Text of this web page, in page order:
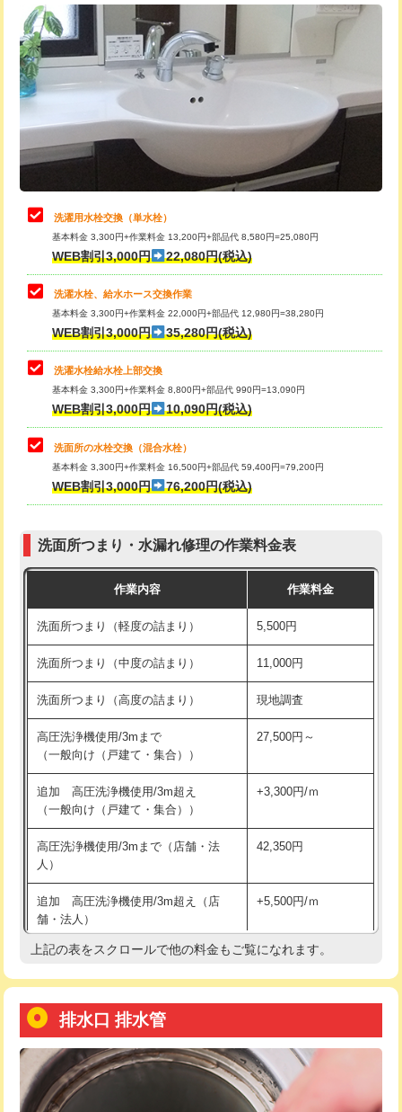
廃棄・処分 現場見積
※給水管工事は20mmまでの価格です。
業)
給水管工事※（塩ビ管（VP・HI）使
用/3ｍまで)
33,000円
給水管工事※（塩ビ管（VP・HI）使
用（追加）/3ｍ超え)
給水管工事※（ライニング鋼管・銅
管・ポリ管・HT管使用/3ｍまで)
44,000円
給水管工事※（ライニング鋼管・銅
管・ポリ管・HT管使用/3ｍ超え)
排水管工事（土の掘削・埋め戻し作
業）
排水管工事（排水管工事/3ｍまで） 55,000円
排水管工事（追加 排水管工事/3ｍ超
え）
マス交換（土の掘削・埋め戻し作業）
マス交換（深さ50㎝未満）
マス交換（深さ50㎝以上）
モルタル補修（厚さ10㎝まで） 27,500円
モルタル補修（厚さ10㎝超え） 38,500円
洗面台設置 38,500円
バスタブ設置 現場見積
追加人工 16,500円
廃棄・処分
※給水管工事は20mmまでの価格です。
追加トーラー機使用/3m超え +3,300円
カメラ調査 33,000円
桝清掃
止水・漏水調査・防水処理・清掃・修
理・調整・分解・加工など（軽作業）
11,000円
止水・漏水調査・防水処理・清掃・修
理・調整・分解・加工など（中作業）
22,000円
止水・漏水調査・防水処理・清掃・修
理・調整・分解・加工など（重作業）
33,000円
キッチンタンク脱着
その他部品の脱着
交換・取付（タンク）
交換・取付(単水栓（壁付・デッキ
式）)
交換・取付(混合水栓（壁付・デッキ
式・ワンホール）)
16,500円+材料費
（P/S/ポップアップ））
交換・取付（その他部品） 11,000円+材料費
持込商品取付（単水栓） 13,200円
持込商品取付（混合水栓） 16,500円
持込商品取付（浄水器・分岐水栓） 16,500円
給水管工事※（ホール加工) 16,500円
給水管工事※（バンド止め)
給水管工事※（支持金具設置) 5,500円
給水管工事※（保温材使用（バンド止
め込み）)
5,500円
給水管工事※（土の掘削・埋め戻し作
業)
11,000円
用/3ｍまで)
用（追加）/3ｍ超え)
給水管工事※（ライニング鋼管・銅
管・ポリ管・HT管使用/3ｍまで)
44,000円
給水管工事※（ライニング鋼管・銅
+8,800円
洗濯用水栓交換（単水栓）
基本料金 3,300円+作業料金 13,200円+部品代 8,580円=25,080円
WEB割引3,000円 22,080円(税込)
洗濯水栓、給水ホース交換作業
基本料金 3,300円+作業料金 22,000円+部品代 12,980円=38,280円
WEB割引3,000円 35,280円(税込)
洗濯水栓給水栓上部交換
基本料金 3,300円+作業料金 8,800円+部品代 990円=13,090円
WEB割引3,000円 10,090円(税込)
洗面所の水栓交換（混合水栓）
基本料金 3,300円+作業料金 16,500円+部品代 59,400円=79,200円
WEB割引3,000円 76,200円(税込)
洗面所つまり・水漏れ修理の作業料金表
作業内容 作業料金
洗面所つまり（軽度の詰まり） 5,500円
洗面所つまり（中度の詰まり） 11,000円
洗面所つまり（高度の詰まり） 現地調査
高圧洗浄機使用/3mまで
（一般向け（戸建て・集合））
27,500円～
追加 高圧洗浄機使用/3m超え
（一般向け（戸建て・集合））
+3,300円/ｍ
高圧洗浄機使用/3mまで（店舗・法
人）
42,350円
追加 高圧洗浄機使用/3m超え（店
舗・法人）
+5,500円/ｍ
高度高圧洗浄換 現地調査
トーラー機使用/3mまで
追加トーラー機使用/3m超え +3,300円
カメラ調査 33,000円
上記の表をスクロールで他の料金もご覧になれます。
排水口 排水管